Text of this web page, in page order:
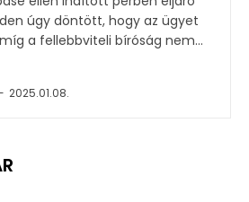
úgy döntött, hogy az ügyet
a fellebbviteli bíróság nem...
2025.01.08.